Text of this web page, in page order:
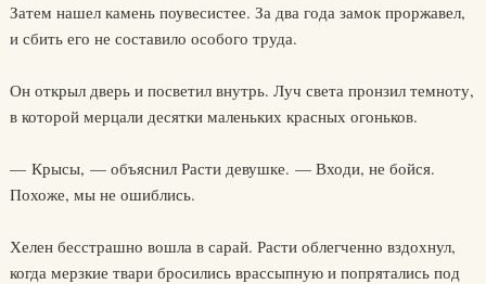
Затем нашел камень поувесистее. За два года замок проржавел,
и сбить его не составило особого труда.
Он открыл дверь и посветил внутрь. Луч света пронзил темноту,
в которой мерцали десятки маленьких красных огоньков.
— Крысы, — объяснил Расти девушке. — Входи, не бойся.
Похоже, мы не ошиблись.
Хелен бесстрашно вошла в сарай. Расти облегченно вздохнул,
когда мерзкие твари бросились врассыпную и попрятались под